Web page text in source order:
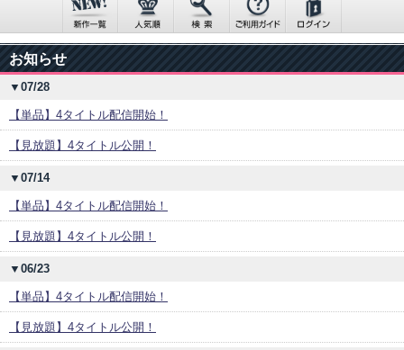
お知らせ
▼07/28
【単品】4タイトル配信開始！
【見放題】4タイトル公開！
▼07/14
【単品】4タイトル配信開始！
【見放題】4タイトル公開！
▼06/23
【単品】4タイトル配信開始！
【見放題】4タイトル公開！